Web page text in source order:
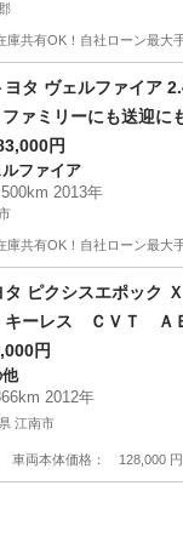
庫共有OK！自社ローン最
クアヨタ ヴェルファイア
ファミリーにも送迎に
の1台♪円
ルファイア
2013年
庫共有OK！自社ローン最
ェルファイア 車両
タ ピクシスエポッ
ーレス ＣＶＴ Ａ
プ エアバッグ 盗難
エコアイドル パワ
Ｃ ＣＤ ラジオ （
円
他
2012年
江南市
車両本体価格：